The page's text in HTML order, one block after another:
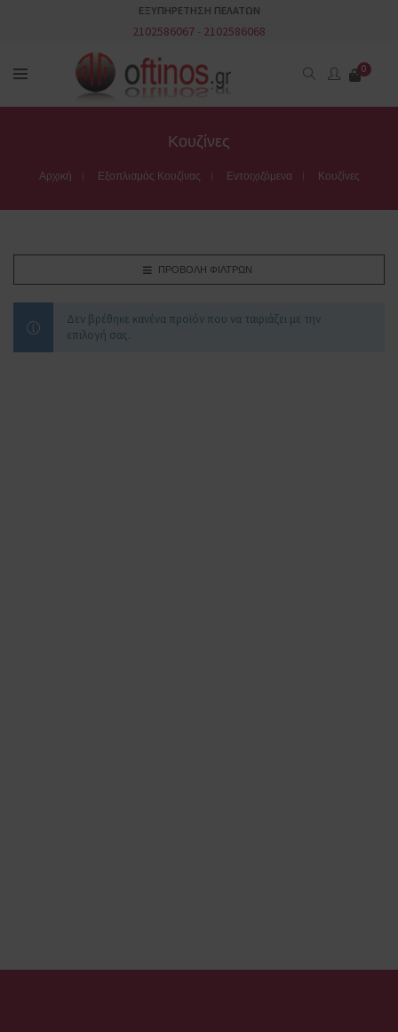
ΕΞΥΠΗΡΕΤΗΣΗ ΠΕΛΑΤΩΝ
2102586067 2102586068
0
Κουζίνες
Αρχική Εξοπλισμός Κουζίνας Εντοιχιζόμενα Κουζίνες
ΠΡΟΒΟΛΉ ΦΊΛΤΡΩΝ
Δεν βρέθηκε κανένα προϊόν που να ταιριάζει με την
επιλογή σας.